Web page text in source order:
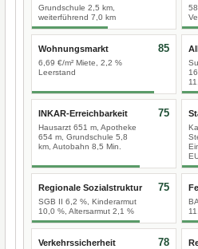
Grundschule 2,5 km,
weiterführend 7,0 km
Wohnungsmarkt
6,69 €/m² Miete, 2,2 %
Leerstand
85
INKAR-Erreichbarkeit
Hausarzt 651 m, Apotheke
654 m, Grundschule 5,8
km, Autobahn 8,5 Min.
75
Regionale Sozialstruktur
SGB II 6,2 %, Kinderarmut
10,0 %, Altersarmut 2,1 %
75
Verkehrssicherheit 78